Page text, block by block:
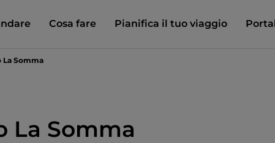
Cosa fare Pianifica il tuo viaggio
Somma
La Somma